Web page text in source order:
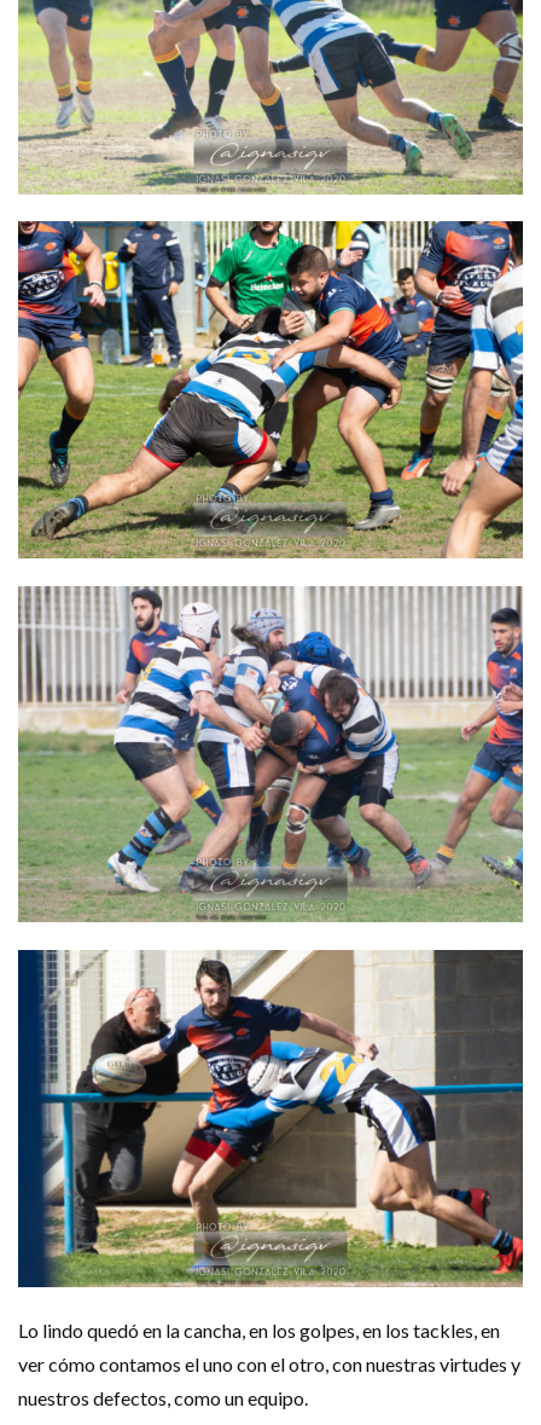
Lo lindo quedó en la cancha, en los golpes, en los tackles, en
ver cómo contamos el uno con el otro, con nuestras virtudes y
nuestros defectos, como un equipo.